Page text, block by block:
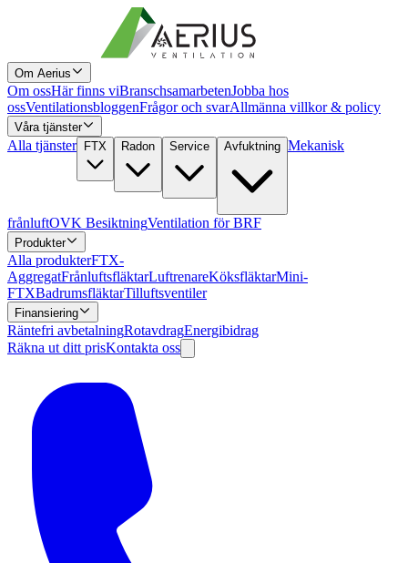
Om Aerius
Om ossHär finns viBranschsamarbetenJobba hos
ossVentilationsbloggenFrågor och svarAllmänna villkor & policy
Våra tjänster
Alla tjänster FTX Radon Service Avfuktning Mekanisk
frånluftOVK BesiktningVentilation för BRF
Produkter
Alla produkterFTX-
AggregatFrånluftsfläktarLuftrenareKöksfläktarMini-
FTXBadrumsfläktarTilluftsventiler
Finansiering
Räntefri avbetalningRotavdragEnergibidrag
Räkna ut ditt prisKontakta oss